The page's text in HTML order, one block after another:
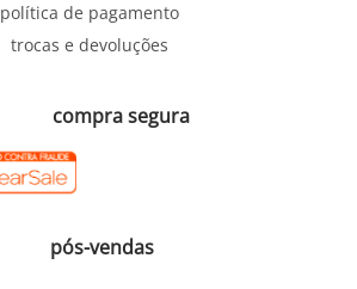
política de pagamento
trocas e devoluções
compra segura
pós-vendas